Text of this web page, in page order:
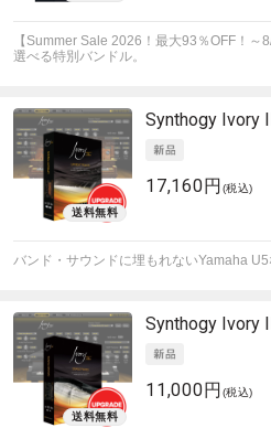
【Summer Sale 2026！最大93％OFF！
選べる特別バンドル。
Synthogy Ivory
17,160円 (税込)
バンド・サウンドに埋もれないYamaha
Synthogy Ivory
11,000円 (税込)